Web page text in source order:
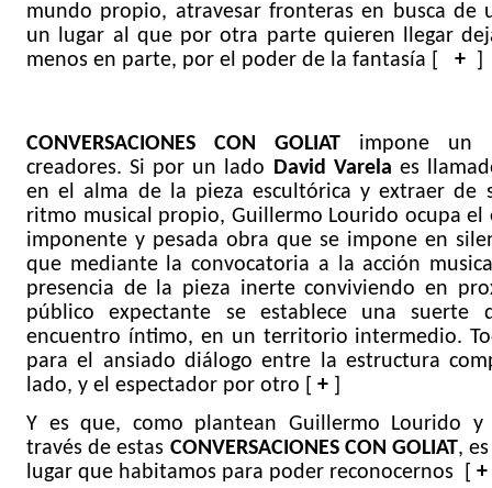
mundo propio, atravesar fronteras en busca de
un lugar al que por otra parte quieren llegar
menos en parte, por el poder de la fantasía [
+
CONVERSACIONES CON GOLIAT impone un
creadores. Si por un lado David Varela es
en el alma de la pieza escultórica y extraer de
ritmo musical propio, Guillermo Lourido ocupa el
imponente y pesada obra que se impone en
que mediante la convocatoria a la acción
presencia de la pieza inerte conviviendo en
público expectante se establece una suerte
encuentro íntimo, en un territorio intermedio.
para el ansiado diálogo entre la estructura
lado, y el espectador por otro [ +
Y es que, como plantean Guillermo Lourido
través de estas CONVERSACIONES CON GOLIAT,
lugar que habitamos para poder reconocernos [ +